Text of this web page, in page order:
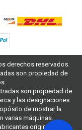
derechos reservados.
son propiedad de
son propiedad de
y las designaciones
de mostrar la
varias máquinas.
originales de